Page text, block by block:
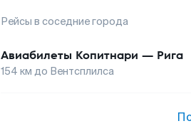
Рейсы в соседние города
Авиабилеты Копитнари — Рига
154 км до Вентсплилса